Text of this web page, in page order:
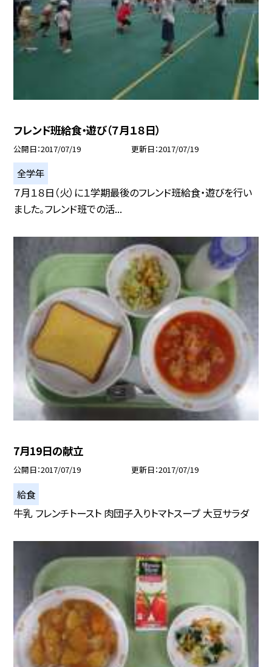
フレンド班給食・遊び（７月１８日）
公開日 2017/07/19 更新日 2017/07/19
全学年
７月１８日（火）に１学期最後のフレンド班給食・遊びを行い
ました。フレンド班での活...
7月19日の献立
公開日 2017/07/19 更新日 2017/07/19
給食
牛乳 フレンチトースト 肉団子入りトマトスープ 大豆サラダ